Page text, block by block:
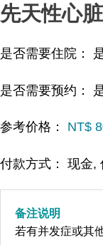
先天性心
是否需要住院：
是否需要预约：
参考价格： NT$
付款方式： 现金,
备注说明
若有并发症或其